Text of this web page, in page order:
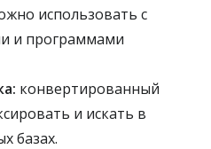
использовать с
и программами
конвертированный
и искать в
базах.